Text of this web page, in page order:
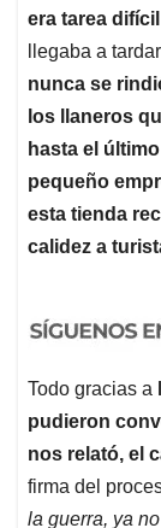
era tarea
llegaba a
nunca se
los llaneros
hasta el
pequeño
esta tienda
calidez a
Todo gracias a
pudieron
nos relató, el
firma del
la guerra, ya